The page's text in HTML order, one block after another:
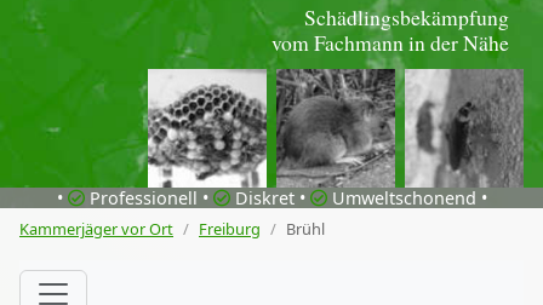
Schädlingsbekämpfung
vom Fachmann in der Nähe
• Professionell • Diskret • Umweltschonend •
Kammerjäger vor Ort Freiburg Brühl